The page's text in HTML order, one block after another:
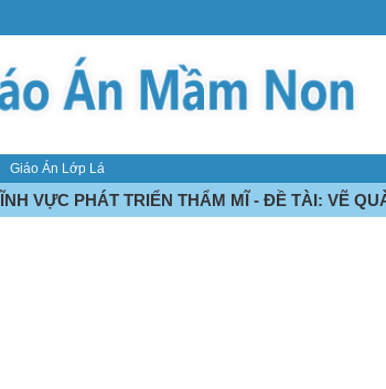
Giáo Án Lớp Lá
VỰC PHÁT TRIỂN THẨM MĨ - ĐỀ TÀI: VẼ